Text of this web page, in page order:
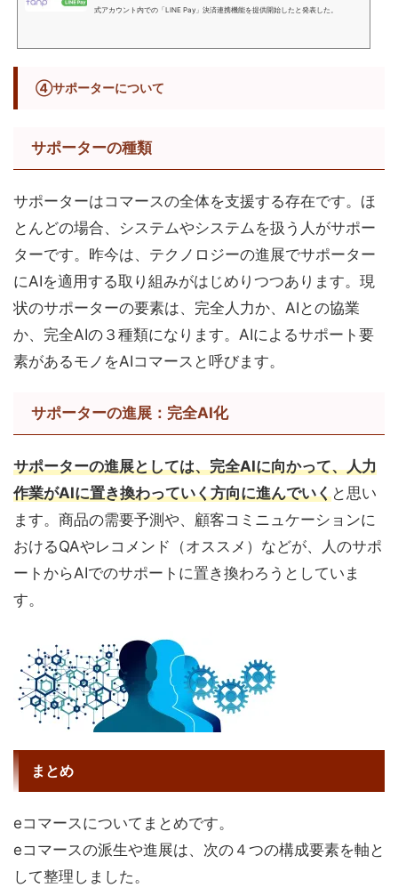
式アカウント内での「LINE Pay」決済連携機能を提供開始したと発表した。
④サポーターについて
サポーターの種類
サポーターはコマースの全体を支援する存在です。ほ
とんどの場合、システムやシステムを扱う人がサポー
ターです。昨今は、テクノロジーの進展でサポーター
にAIを適用する取り組みがはじめりつつあります。現
状のサポーターの要素は、完全人力か、AIとの協業
か、完全AIの３種類になります。AIによるサポート要
素があるモノをAIコマースと呼びます。
サポーターの進展：完全AI化
サポーターの進展としては、完全AIに向かって、人力
作業がAIに置き換わっていく方向に進んでいくと思い
ます。商品の需要予測や、顧客コミニュケーションに
おけるQAやレコメンド（オススメ）などが、人のサポ
ートからAIでのサポートに置き換わろうとしていま
す。
まとめ
eコマースについてまとめです。
eコマースの派生や進展は、次の４つの構成要素を軸と
して整理しました。